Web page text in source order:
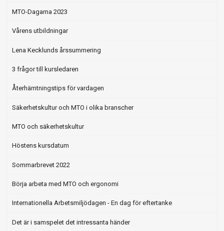
MTO-Dagarna 2023
Vårens utbildningar
Lena Kecklunds årssummering
3 frågor till kursledaren
Återhämtningstips för vardagen
Säkerhetskultur och MTO i olika branscher
MTO och säkerhetskultur
Höstens kursdatum
Sommarbrevet 2022
Börja arbeta med MTO och ergonomi
Internationella Arbetsmiljödagen - En dag för eftertanke
Det är i samspelet det intressanta händer